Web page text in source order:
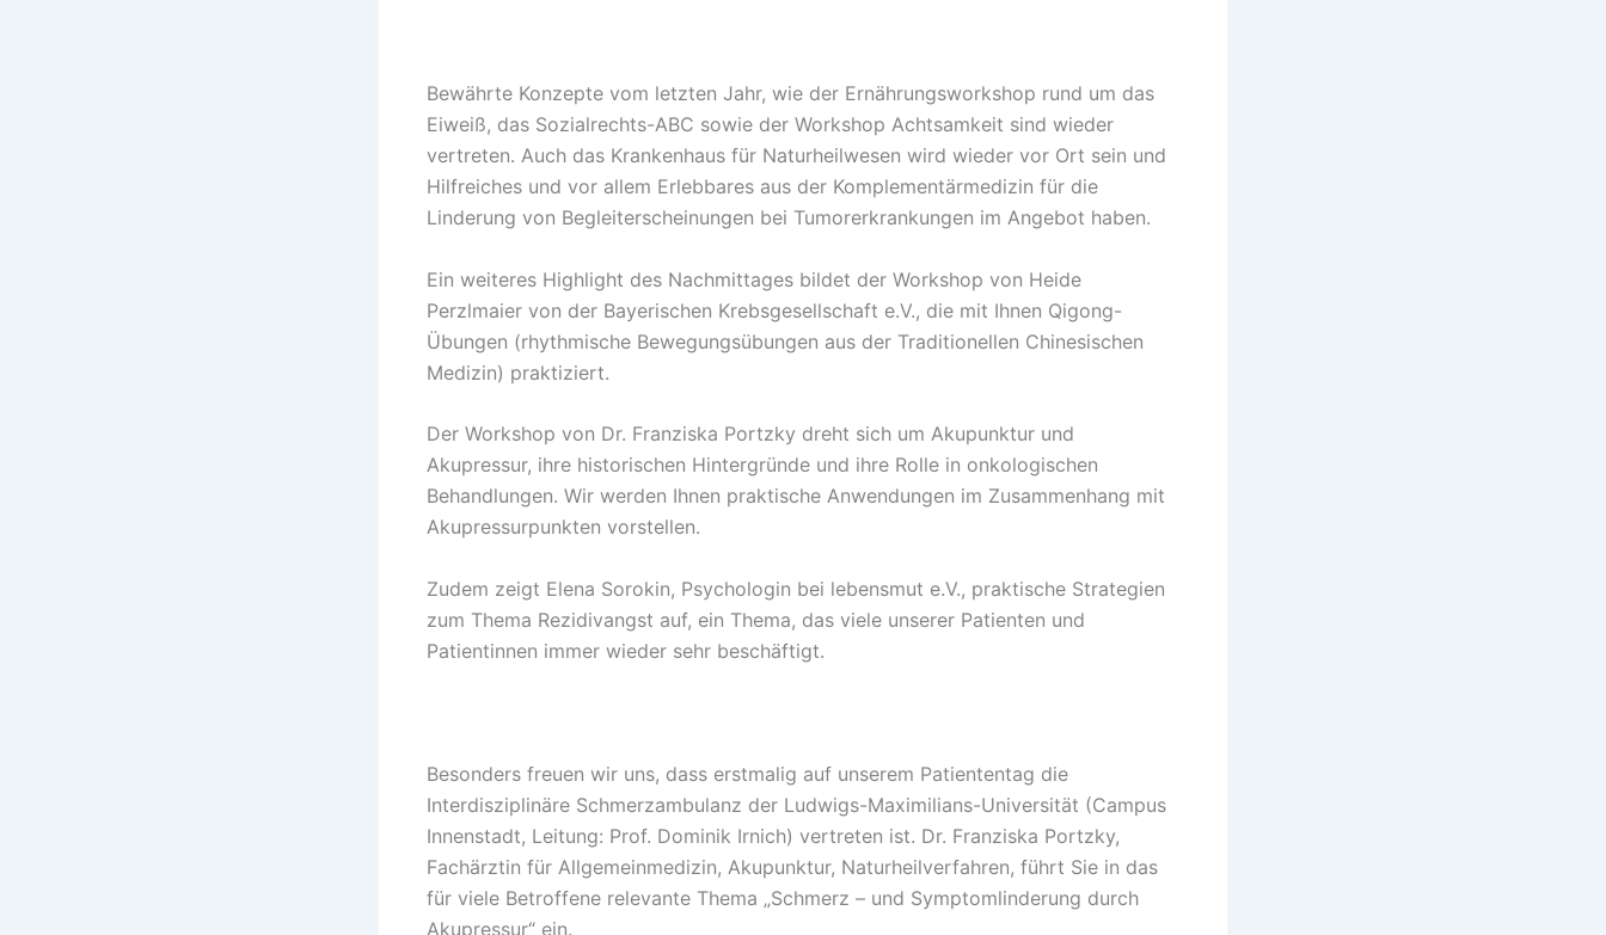
Bewährte Konzepte vom letzten Jahr, wie der Ernährungsworkshop rund um das
Eiweiß, das Sozialrechts-ABC sowie der Workshop Achtsamkeit sind wieder
vertreten. Auch das Krankenhaus für Naturheilwesen wird wieder vor Ort sein und
Hilfreiches und vor allem Erlebbares aus der Komplementärmedizin für die
Linderung von Begleiterscheinungen bei Tumorerkrankungen im Angebot haben.
Ein weiteres Highlight des Nachmittages bildet der Workshop von Heide
Perzlmaier von der Bayerischen Krebsgesellschaft e.V., die mit Ihnen Qigong-
Übungen (rhythmische Bewegungsübungen aus der Traditionellen Chinesischen
Medizin) praktiziert.
Der Workshop von Dr. Franziska Portzky dreht sich um Akupunktur und
Akupressur, ihre historischen Hintergründe und ihre Rolle in onkologischen
Behandlungen. Wir werden Ihnen praktische Anwendungen im Zusammenhang mit
Akupressurpunkten vorstellen.
Zudem zeigt Elena Sorokin, Psychologin bei lebensmut e.V., praktische Strategien
zum Thema Rezidivangst auf, ein Thema, das viele unserer Patienten und
Patientinnen immer wieder sehr beschäftigt.
Besonders freuen wir uns, dass erstmalig auf unserem Patiententag die
Interdisziplinäre Schmerzambulanz der Ludwigs-Maximilians-Universität (Campus
Innenstadt, Leitung: Prof. Dominik Irnich) vertreten ist. Dr. Franziska Portzky,
Fachärztin für Allgemeinmedizin, Akupunktur, Naturheilverfahren, führt Sie in das
für viele Betroffene relevante Thema „Schmerz – und Symptomlinderung durch
Akupressur“ ein.